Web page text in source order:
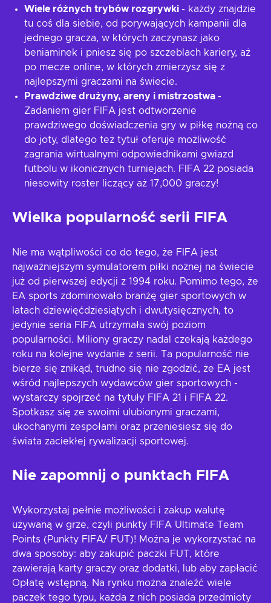
Wiele różnych trybów rozgrywki - każdy znajdzie
tu coś dla siebie, od porywających kampanii dla
jednego gracza, w których zaczynasz jako
beniaminek i pniesz się po szczeblach kariery, aż
po mecze online, w których zmierzysz się z
najlepszymi graczami na świecie.
Prawdziwe drużyny, areny i mistrzostwa -
Zadaniem gier FIFA jest odtworzenie
prawdziwego doświadczenia gry w piłkę nożną co
do joty, dlatego też tytuł oferuje możliwość
zagrania wirtualnymi odpowiednikami gwiazd
futbolu w ikonicznych turniejach. FIFA 22 posiada
niesowity roster liczący aż 17,000 graczy!
Wielka popularność serii FIFA
Nie ma wątpliwości co do tego, że FIFA jest
najważniejszym symulatorem piłki nożnej na świecie
już od pierwszej edycji z 1994 roku. Pomimo tego, że
EA sports zdominowało branżę gier sportowych w
latach dziewięćdziesiątych i dwutysięcznych, to
jedynie seria FIFA utrzymała swój poziom
popularności. Miliony graczy nadal czekają każdego
roku na kolejne wydanie z serii. Ta popularność nie
bierze się znikąd, trudno się nie zgodzić, że EA jest
wśród najlepszych wydawców gier sportowych -
wystarczy spojrzeć na tytuły FIFA 21 i FIFA 22.
Spotkasz się ze swoimi ulubionymi graczami,
ukochanymi zespołami oraz przeniesiesz się do
świata zaciekłej rywalizacji sportowej.
Nie zapomnij o punktach FIFA
Wykorzystaj pełnie możliwości i zakup walutę
używaną w grze, czyli punkty FIFA Ultimate Team
Points (Punkty FIFA/ FUT)! Można je wykorzystać na
dwa sposoby: aby zakupić paczki FUT, które
zawierają karty graczy oraz dodatki, lub aby zapłacić
Opłatę wstępną. Na rynku można znaleźć wiele
paczek tego typu, każda z nich posiada przedmioty